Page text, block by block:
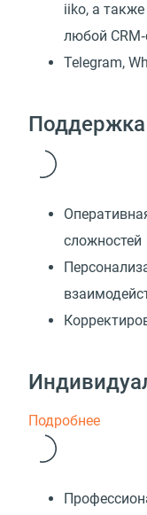
iiko, а
любой
Telegram,
Поддержка
сложностей
Подробнее